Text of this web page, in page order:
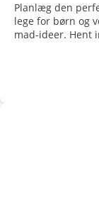
Planlæg den
lege for børn og
mad-ideer. Hent